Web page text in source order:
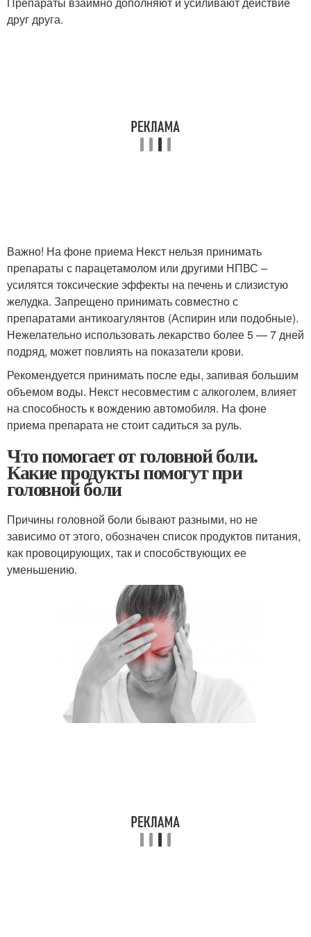
друг друга.
Важно! На фоне приема Некст нельзя принимать
препараты с парацетамолом или другими НПВС –
усилятся токсические эффекты на печень и слизистую
желудка. Запрещено принимать совместно с
препаратами антикоагулянтов (Аспирин или подобные).
Нежелательно использовать лекарство более 5 — 7 дней
подряд, может повлиять на показатели крови.
Рекомендуется принимать после еды, запивая большим
объемом воды. Некст несовместим с алкоголем, влияет
на способность к вождению автомобиля. На фоне
приема препарата не стоит садиться за руль.
Что помогает от головной боли.
Какие продукты помогут при
головной боли
Причины головной боли бывают разными, но не
зависимо от этого, обозначен список продуктов питания,
как провоцирующих, так и способствующих ее
уменьшению.